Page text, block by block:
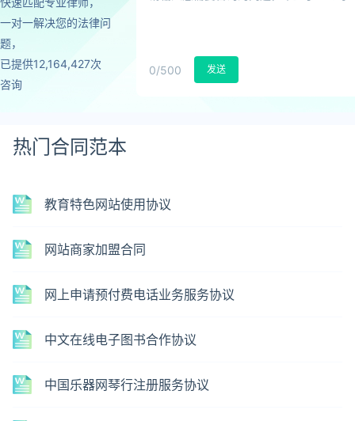
一对一解决您的法律问
题，
已提供12,164,427次
咨询
0/500 发送
热门合同范本
教育特色网站使用协议
网站商家加盟合同
网上申请预付费电话业务服务协议
中文在线电子图书合作协议
中国乐器网琴行注册服务协议